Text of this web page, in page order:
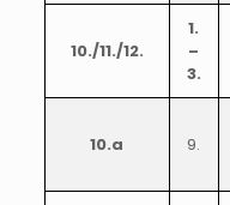
10./11./12.
1.
–
3.
10.a 9.